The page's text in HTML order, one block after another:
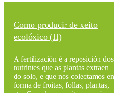
Como producir de xeito
ecolóxico (II)
A fertilización é a reposición dos
nutrintes que as plantas extraen
do solo, e que nos colectamos en
forma de froitas, follas, plantas,